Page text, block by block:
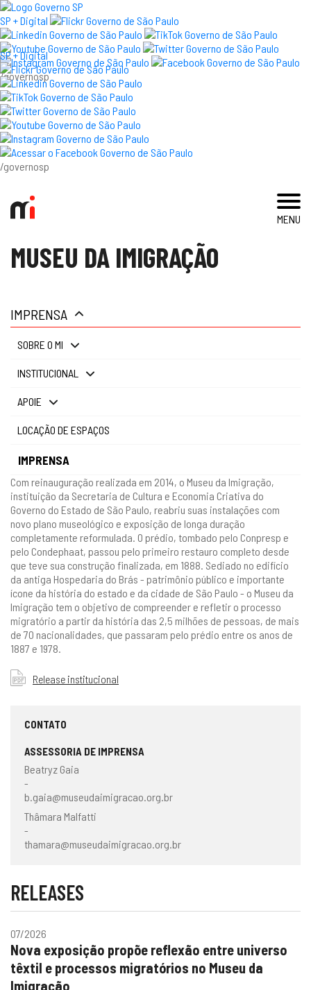
SP + Digital
/governosp
SP + Digital
/governosp
MENU
×
visite
exposições e eventos
acervo e pesquisa
museu
gestão
MUSEU DA IMIGRAÇÃO
IMPRENSA
SOBRE O MI
INSTITUCIONAL
APOIE
LOCAÇÃO DE ESPAÇOS
IMPRENSA
Com reinauguração realizada em 2014, o Museu da Imigração,
instituição da Secretaria de Cultura e Economia Criativa do
Governo do Estado de São Paulo, reabriu suas instalações com
novo plano museológico e exposição de longa duração
completamente reformulada. O prédio, tombado pelo Conpresp e
pelo Condephaat, passou pelo primeiro restauro completo desde
que teve sua construção finalizada, em 1888. Sediado no edifício
da antiga Hospedaria do Brás - patrimônio público e importante
ícone da história do estado e da cidade de São Paulo - o Museu da
Imigração tem o objetivo de compreender e refletir o processo
migratório a partir da história das 2,5 milhões de pessoas, de mais
de 70 nacionalidades, que passaram pelo prédio entre os anos de
1887 e 1978.
Release institucional
CONTATO
ASSESSORIA DE IMPRENSA
Beatryz Gaia
-
b.gaia@museudaimigracao.org.br
Thâmara Malfatti
-
thamara@museudaimigracao.org.br
RELEASES
07/2026
Nova exposição propõe reflexão entre universo
têxtil e processos migratórios no Museu da
Imigração